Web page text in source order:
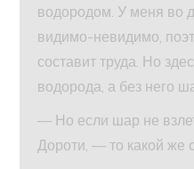
водородом. У меня во
видимо-невидимо,
составит труда. Но
водорода, а без него
— Но если шар не
Дороти, — то какой же